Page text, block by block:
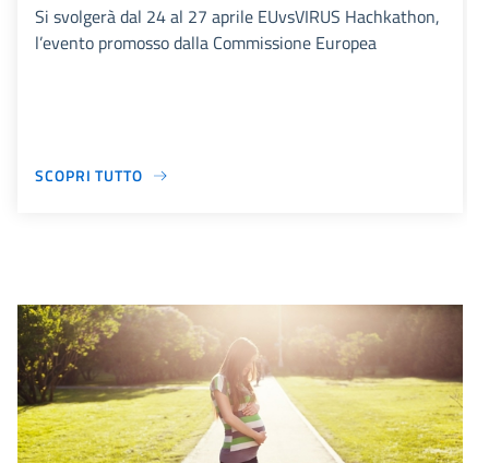
Si svolgerà dal 24 al 27 aprile EUvsVIRUS Hachkathon,
l’evento promosso dalla Commissione Europea
SCOPRI TUTTO